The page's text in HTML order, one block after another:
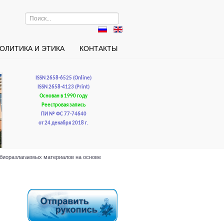
Искать...
И ЭТИКА КОНТАКТЫ
ISSN 2658-6525 (Online)
ISSN 2658-4123 (Print)
Основан в 1990 году
Реестровая запись
ПИ № ФС 77-74640
от 24 декабря 2018 г.
материалов на основе